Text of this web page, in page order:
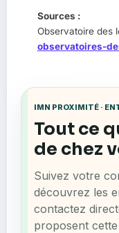
Sources :
Observatoire des
observatoires-
IMN PROXIMITÉ ·
Tout ce
de chez
Suivez votre
découvrez les
contactez
proposent